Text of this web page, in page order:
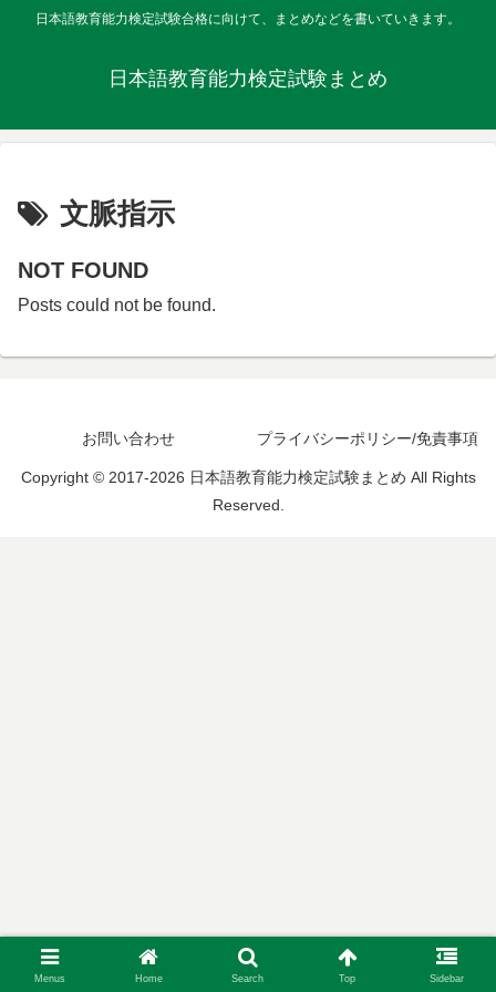
日本語教育能力検定試験合格に向けて、まとめなどを書いていきます。
日本語教育能力検定試験まとめ
文脈指示
NOT FOUND
Posts could not be found.
お問い合わせ プライバシーポリシー/免責事項
Copyright © 2017-2026 日本語教育能力検定試験まとめ All Rights
Reserved.
Menus Home Search Top Sidebar